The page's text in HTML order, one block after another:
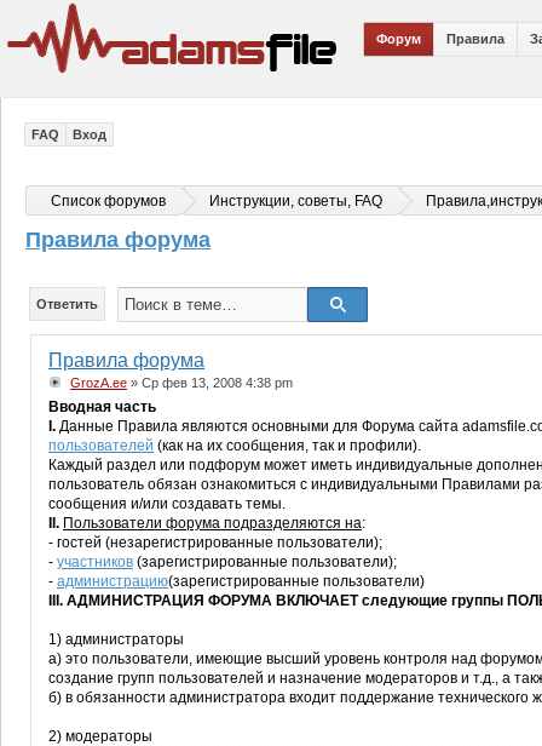
Форум Правила
FAQ Вход
Список форумов Инструкции, советы, FAQ
Правила форума
Ответить
Правила форума
GrozA.ee » Ср фев 13, 2008 4:38 pm
Вводная часть
I. Данные Правила являются основными для Форума сайта
пользователей (как на их сообщения, так и профили).
Каждый раздел или подфорум может иметь индивидуальные
пользователь обязан ознакомиться с индивидуальными Правилами
сообщения и/или создавать темы.
II. Пользователи форума подразделяются на:
- гостей (незарегистрированные пользователи);
- участников (зарегистрированные пользователи);
- администрацию(зарегистрированные пользователи)
III. АДМИНИСТРАЦИЯ ФОРУМА ВКЛЮЧАЕТ следующие группы
1) администраторы
а) это пользователи, имеющие высший уровень контроля над
создание групп пользователей и назначение модераторов и т.д., а
б) в обязанности администратора входит поддержание
2) модераторы